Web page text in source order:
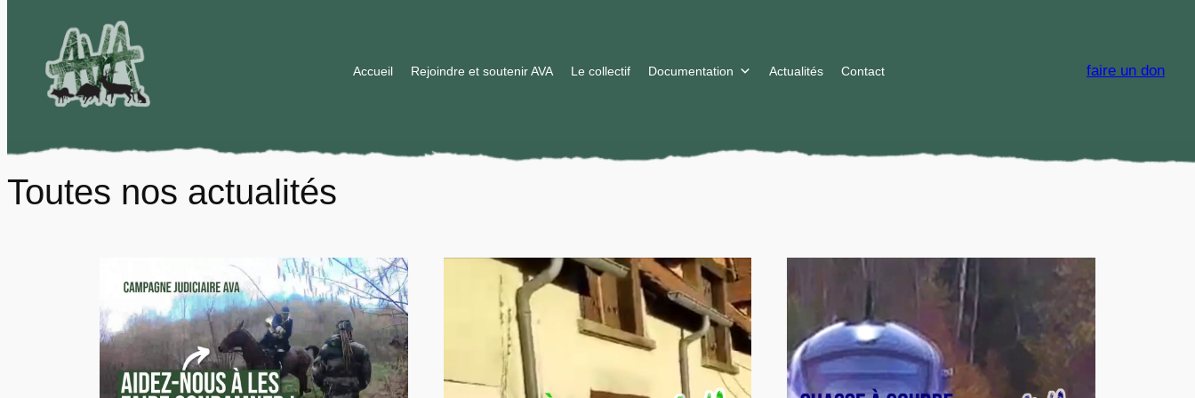
contenu
Accueil Rejoindre et soutenir AVA Le collectif Documentation Actualités Contact faire un don
Toutes nos actualités